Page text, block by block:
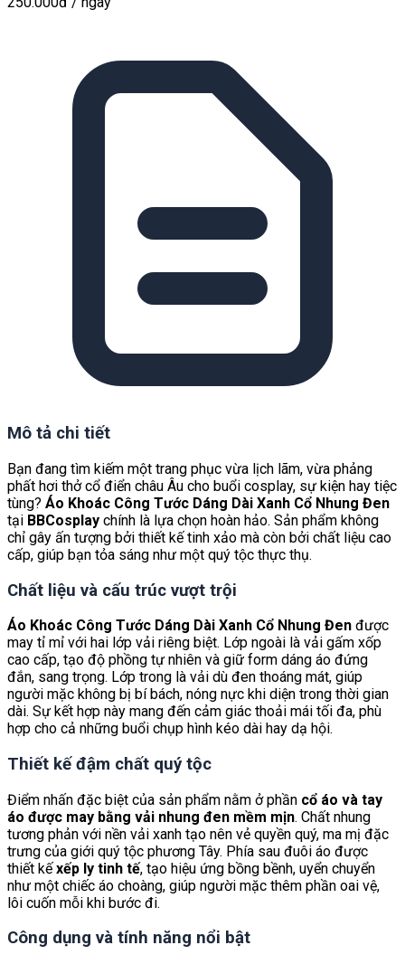
Mô tả chi tiết
Bạn đang tìm kiếm một trang phục vừa lịch lãm, vừa phảng
phất hơi thở cổ điển châu Âu cho buổi cosplay, sự kiện hay tiệc
tùng? Áo Khoác Công Tước Dáng Dài Xanh Cổ Nhung Đen
tại BBCosplay chính là lựa chọn hoàn hảo. Sản phẩm không
chỉ gây ấn tượng bởi thiết kế tinh xảo mà còn bởi chất liệu cao
cấp, giúp bạn tỏa sáng như một quý tộc thực thụ.
Chất liệu và cấu trúc vượt trội
Áo Khoác Công Tước Dáng Dài Xanh Cổ Nhung Đen được
may tỉ mỉ với hai lớp vải riêng biệt. Lớp ngoài là vải gấm xốp
cao cấp, tạo độ phồng tự nhiên và giữ form dáng áo đứng
đắn, sang trọng. Lớp trong là vải dù đen thoáng mát, giúp
người mặc không bị bí bách, nóng nực khi diện trong thời gian
dài. Sự kết hợp này mang đến cảm giác thoải mái tối đa, phù
hợp cho cả những buổi chụp hình kéo dài hay dạ hội.
Thiết kế đậm chất quý tộc
Điểm nhấn đặc biệt của sản phẩm nằm ở phần cổ áo và tay
áo được may bằng vải nhung đen mềm mịn. Chất nhung
tương phản với nền vải xanh tạo nên vẻ quyền quý, ma mị đặc
trưng của giới quý tộc phương Tây. Phía sau đuôi áo được
thiết kếxếp ly tinh tế, tạo hiệu ứng bồng bềnh, uyển chuyển
như một chiếc áo choàng, giúp người mặc thêm phần oai vệ,
lôi cuốn mỗi khi bước đi.
Công dụng và tính năng nổi bật